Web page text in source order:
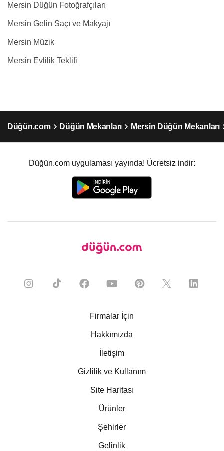
Mersin Düğün Fotoğrafçıları
Mersin Gelin Saçı ve Makyajı
Mersin Müzik
Mersin Evlilik Teklifi
Düğün.com Düğün Mekanları Mersin Düğün Mekanları
Düğün.com uygulaması yayında! Ücretsiz indir:
Firmalar İçin
Hakkımızda
İletişim
Gizlilik ve Kullanım
Site Haritası
Ürünler
Şehirler
Gelinlik